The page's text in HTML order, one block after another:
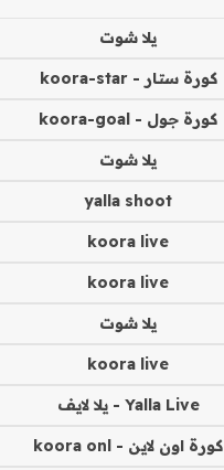
يلا شوت
كورة ستار - koora-star
كورة جول - koora-goal
يلا شوت
yalla shoot
koora live
koora live
يلا شوت
koora live
Yalla Live - يلا لايف
كورة اون لاين - koora onl